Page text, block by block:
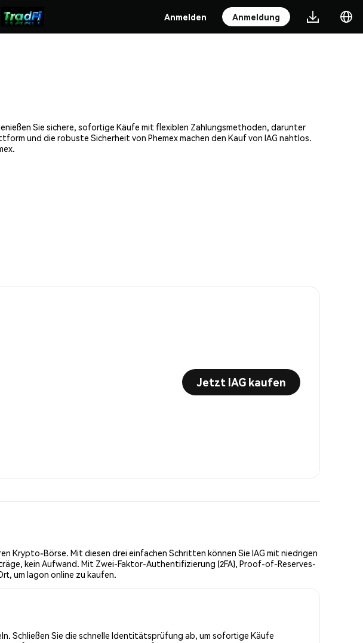
Anmelden Anmeldung
Sie sichere, sofortige Käufe mit flexiblen Zahlungsmethoden, darunter
und die robuste Sicherheit von Phemex machen den Kauf von IAG nahtlos.
Jetzt IAG kaufen
Krypto-Börse. Mit diesen drei einfachen Schritten können Sie IAG mit niedrigen
kein Aufwand. Mit Zwei-Faktor-Authentifizierung (2FA), Proof-of-Reserves-
um Iagon online zu kaufen.
Schließen Sie die schnelle Identitätsprüfung ab, um sofortige Käufe